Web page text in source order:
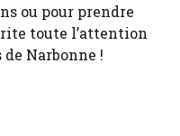
ou pour prendre
toute l’attention
Narbonne !